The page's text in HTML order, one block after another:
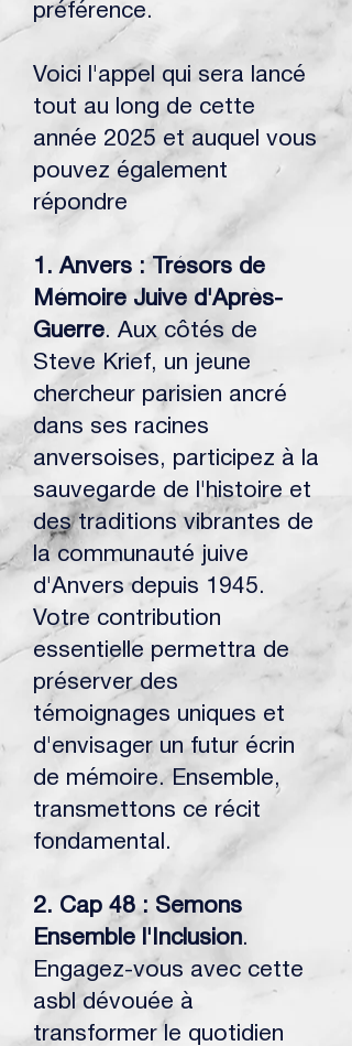
préférence.
Voici l'appel qui sera lancé
tout au long de cette
année 2025 et auquel vous
pouvez également
répondre
1. Anvers : Trésors de
Mémoire Juive d'Après-
Guerre. Aux côtés de
Steve Krief, un jeune
chercheur parisien ancré
dans ses racines
anversoises, participez à la
sauvegarde de l'histoire et
des traditions vibrantes de
la communauté juive
d'Anvers depuis 1945.
Votre contribution
essentielle permettra de
préserver des
témoignages uniques et
d'envisager un futur écrin
de mémoire. Ensemble,
transmettons ce récit
fondamental.
2. Cap 48 : Semons
Ensemble l'Inclusion.
Engagez-vous avec cette
asbl dévouée à
transformer le quotidien